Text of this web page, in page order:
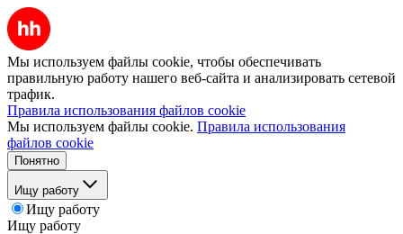
Мы используем файлы cookie, чтобы обеспечивать
правильную работу нашего веб-сайта и анализировать сетевой
трафик.
Правила использования файлов cookie
Мы используем файлы cookie. Правила использования
файлов cookie
Понятно
Ищу работу
Ищу работу
Ищу работу